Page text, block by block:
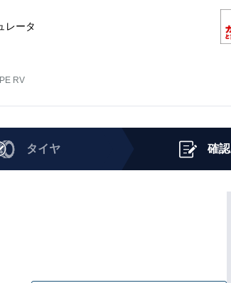
レータ
RV
タイヤ 確認